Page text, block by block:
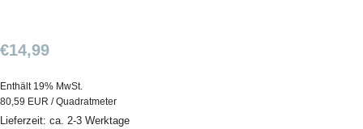
€14,99
Enthält 19% MwSt.
80,59 EUR / Quadratmeter
Lieferzeit: ca. 2-3 Werktage